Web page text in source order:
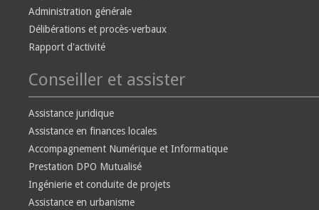
Administration générale
Délibérations et procès-verbaux
Rapport d'activité
Conseiller et assister
Assistance juridique
Assistance en finances locales
Accompagnement Numérique et Informatique
Prestation DPO Mutualisé
Ingénierie et conduite de projets
Assistance en urbanisme